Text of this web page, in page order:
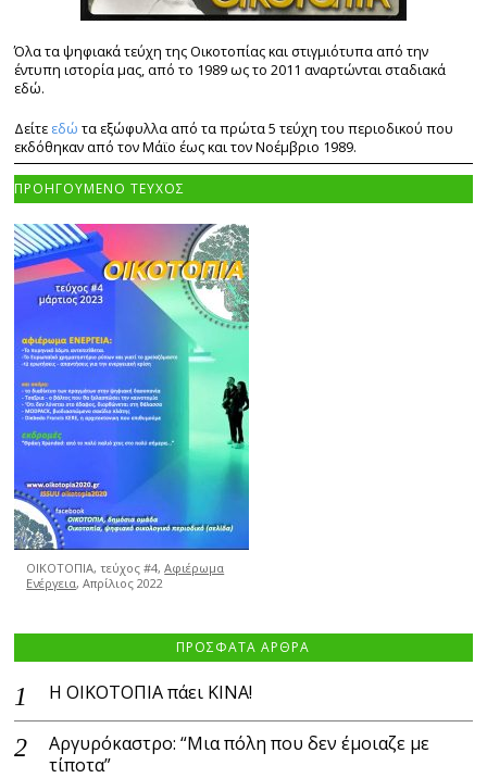
Όλα τα ψηφιακά τεύχη της Οικοτοπίας και στιγμιότυπα από την
έντυπη ιστορία μας, από το 1989 ως το 2011 αναρτώνται σταδιακά
εδώ.
Δείτε εδώ τα εξώφυλλα από τα πρώτα 5 τεύχη του περιοδικού που
εκδόθηκαν από τον Μάϊο έως και τον Νοέμβριο 1989.
ΠΡΟΗΓΟΥΜΕΝΟ ΤΕΥΧΟΣ
ΟΙΚΟΤΟΠΙΑ, τεύχος #4,Αφιέρωμα
Ενέργεια, Απρίλιος 2022
ΠΡΟΣΦΑΤΑ ΑΡΘΡΑ
Η ΟΙΚΟΤΟΠΙΑ πάει ΚΙΝΑ!
Αργυρόκαστρο: “Μια πόλη που δεν έμοιαζε με
τίποτα”